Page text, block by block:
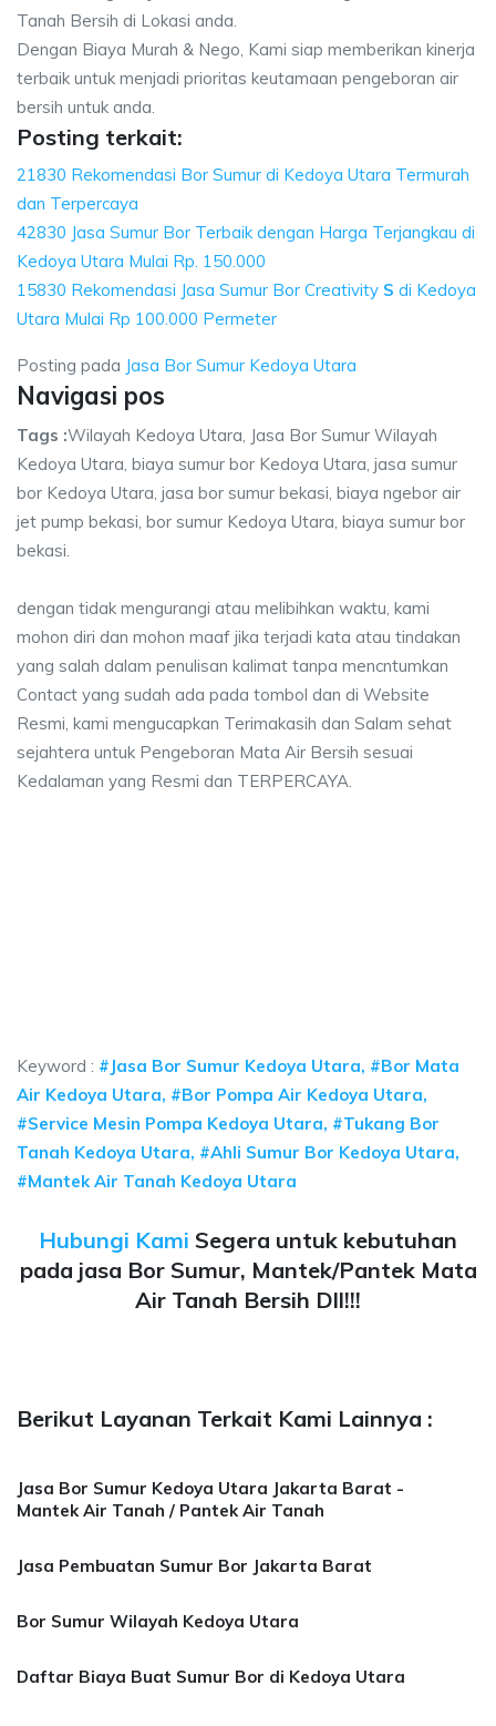
Tanah Bersih di Lokasi anda.
Dengan Biaya Murah & Nego, Kami siap memberikan kinerja
terbaik untuk menjadi prioritas keutamaan pengeboran air
bersih untuk anda.
Posting terkait:
21830 Rekomendasi Bor Sumur di Kedoya Utara Termurah
dan Terpercaya
42830 Jasa Sumur Bor Terbaik dengan Harga Terjangkau di
Kedoya Utara Mulai Rp. 150.000
15830 Rekomendasi Jasa Sumur Bor Creativity S di Kedoya
Utara Mulai Rp 100.000 Permeter
Posting pada Jasa Bor Sumur Kedoya Utara
Navigasi pos
Tags :Wilayah Kedoya Utara, Jasa Bor Sumur Wilayah
Kedoya Utara, biaya sumur bor Kedoya Utara, jasa sumur
bor Kedoya Utara, jasa bor sumur bekasi, biaya ngebor air
jet pump bekasi, bor sumur Kedoya Utara, biaya sumur bor
bekasi.
dengan tidak mengurangi atau melibihkan waktu, kami
mohon diri dan mohon maaf jika terjadi kata atau tindakan
yang salah dalam penulisan kalimat tanpa mencntumkan
Contact yang sudah ada pada tombol dan di Website
Resmi, kami mengucapkan Terimakasih dan Salam sehat
sejahtera untuk Pengeboran Mata Air Bersih sesuai
Kedalaman yang Resmi dan TERPERCAYA.
Keyword : #Jasa Bor Sumur Kedoya Utara, #Bor Mata
Air Kedoya Utara, #Bor Pompa Air Kedoya Utara,
#Service Mesin Pompa Kedoya Utara, #Tukang Bor
Tanah Kedoya Utara, #Ahli Sumur Bor Kedoya Utara,
#Mantek Air Tanah Kedoya Utara
Hubungi Kami Segera untuk kebutuhan
pada jasa Bor Sumur, Mantek/Pantek Mata
Air Tanah Bersih Dll!!!
Berikut Layanan Terkait Kami Lainnya :
Jasa Bor Sumur Kedoya Utara Jakarta Barat -
Mantek Air Tanah / Pantek Air Tanah
Jasa Pembuatan Sumur Bor Jakarta Barat
Bor Sumur Wilayah Kedoya Utara
Daftar Biaya Buat Sumur Bor di Kedoya Utara